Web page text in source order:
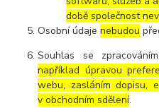
době společnost
Osobní údajenebudou
Souhlas se
například úpravou
webu, zasláním dopisu,
v obchodním sdělení.